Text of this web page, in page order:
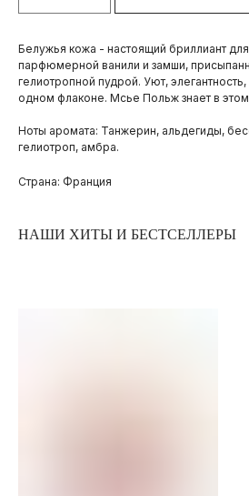
Белужья кожа - настоящий бриллиант
парфюмерной ванили и замши,
гелиотропной пудрой. Уют,
одном флаконе. Мсье Польж знает в этом
Ноты аромата: Танжерин, альдегиды,
гелиотроп, амбра.
Страна: Франция
НАШИ ХИТЫ И БЕСТСЕЛЛЕРЫ